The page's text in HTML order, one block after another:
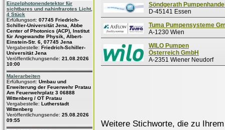
Einzelphotonendetektor für
sichtbares und nahinfrarotes Licht,
4 Stück
Erfüllungsort: 07745 Friedrich-
Schiller-Universität Jena, Abbe
Center of Photonics (ACP), Institut
für Angewandte Physik, Albert-
Einstein-Str. 6, 07745 Jena
Vergabestelle: Friedrich-Schiller-
Universität Jena
Veröffentlichungsende: 21.08.2026
10:00
Malerarbeiten
Erfüllungsort: Umbau und
Erweiterung der Feuerwehr Pratau
Am Feuerwehrplatz 3 06888
Wittenberg / OT Pratau
Vergabestelle: Lutherstadt
Wittenberg
Veröffentlichungsende: 25.08.2026
09:55
Söndgerath
D-45141 Essen
Tuma Pumpensysteme
A-1230 Wien
WILO Pumpen
Österreich GmbH
A-2351 Wiener Neudorf
Weitere Stichworte, die zu